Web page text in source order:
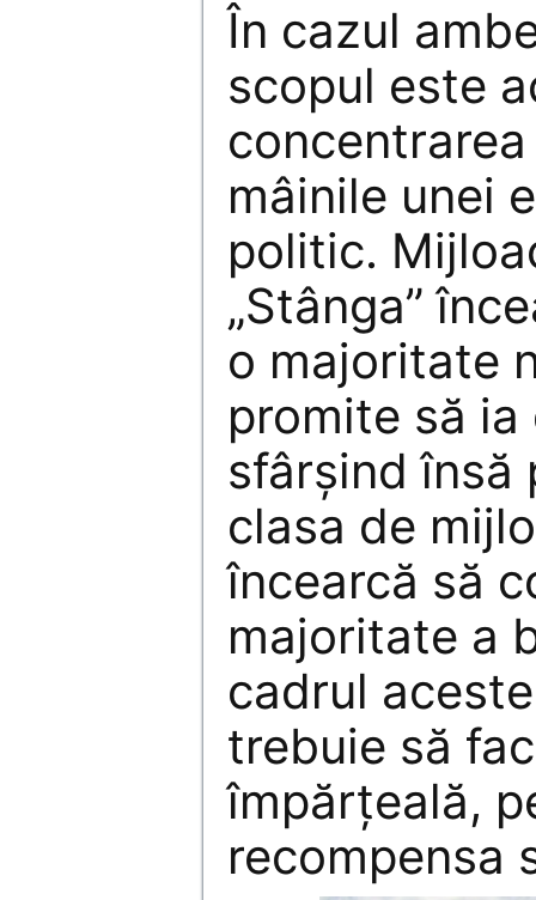
În cazul
scopul este
mâinile unei
politic.
„Stânga”
o majoritate
promite să
sfârşind însă
clasa de
încearcă să
majoritate a
cadrul
trebuie să
împărţeală,
recompensa